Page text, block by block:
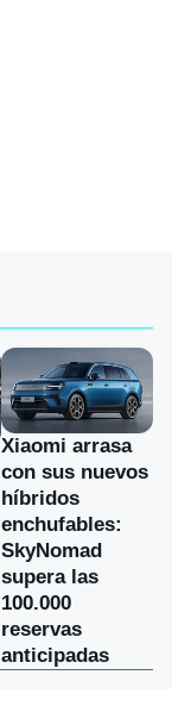
Xiaomi arrasa
con sus nuevos
híbridos
enchufables:
SkyNomad
supera las
100.000
reservas
anticipadas